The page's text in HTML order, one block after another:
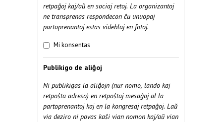
retpaĝoj kaj/aŭ en sociaj retoj. La organizantoj
ne transprenas respondecon ĉu unuopaj
partoprenantoj estas videblaj en fotoj.
Fotoj *
Mi konsentas
Publikigo de aliĝoj
Ni publikigas la aliĝojn (nur nomo, lando kaj
retpoŝta adreso) en retpoŝtaj mesaĝoj al la
partoprenantoj kaj en la kongresaj retpaĝoj. Laŭ
via deziro ni povas kaŝi vian nomon kaj/aŭ vian